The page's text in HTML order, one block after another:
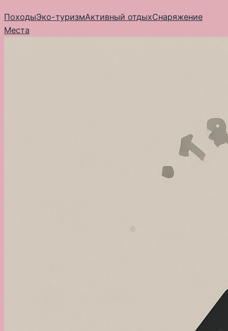
к
содержимому
ПоходыЭко-туризмАктивный отдыхСнаряжение
Места